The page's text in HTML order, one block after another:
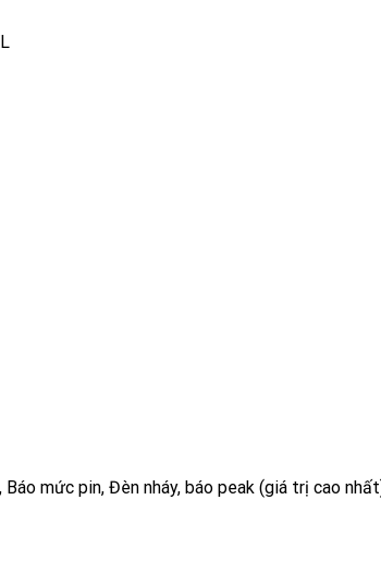
mức pin, Đèn nháy, báo peak (giá trị cao